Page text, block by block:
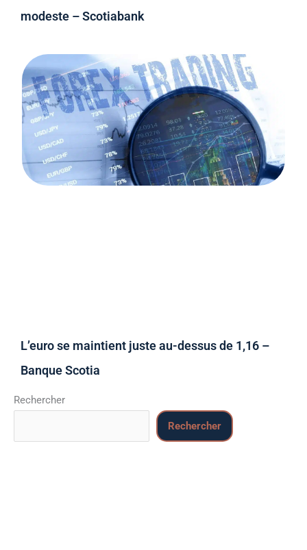
modeste – Scotiabank
L’euro se maintient juste au-dessus de 1,16 –
Banque Scotia
Rechercher
Rechercher